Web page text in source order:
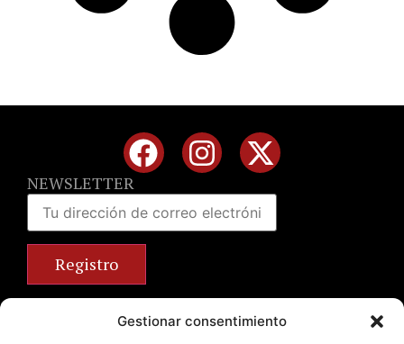
Gestionar consentimiento
NEWSLETTER
+34 963 672 314